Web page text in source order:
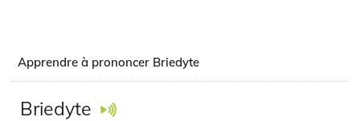
Apprendre à prononcer Briedyte
Briedyte